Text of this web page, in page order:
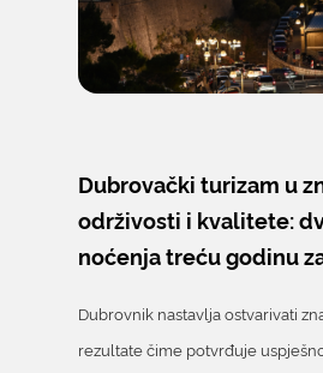
Dubrovački turizam u
održivosti i kvalitete:
noćenja treću godinu
Dubrovnik nastavlja ostvarivati
rezultate čime potvrđuje